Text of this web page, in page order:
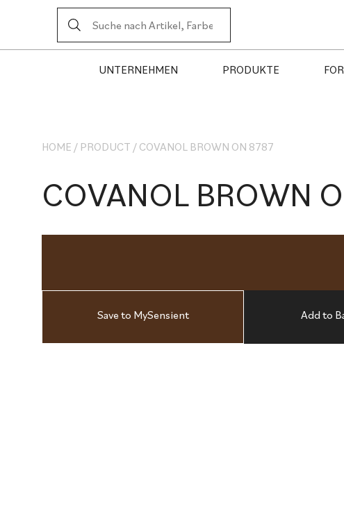
UNTERNEHMEN PRODUKTE
HOME / PRODUCT / COVANOL BROWN ON 8787
COVANOL BROWN
Save to MySensient Add to